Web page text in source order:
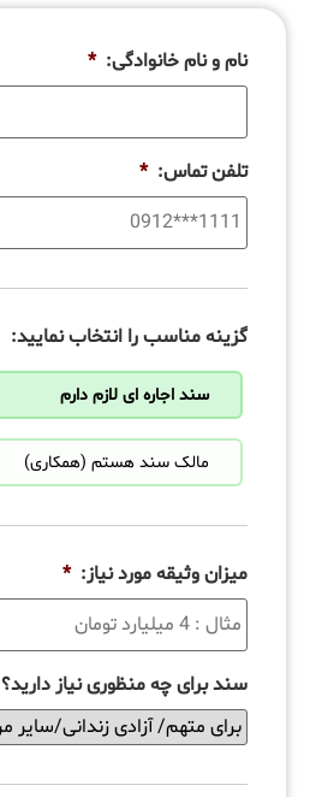
نام و نام خانوادگی: *
تلفن تماس: *
گزینه مناسب را انتخاب نمایید:
سند اجاره ای لازم دارم
مالک سند هستم (همکاری)
میزان وثیقه مورد نیاز: *
سند برای چه منظوری نیاز دارید؟